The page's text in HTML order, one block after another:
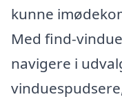
kunne
Med find-
navigere i